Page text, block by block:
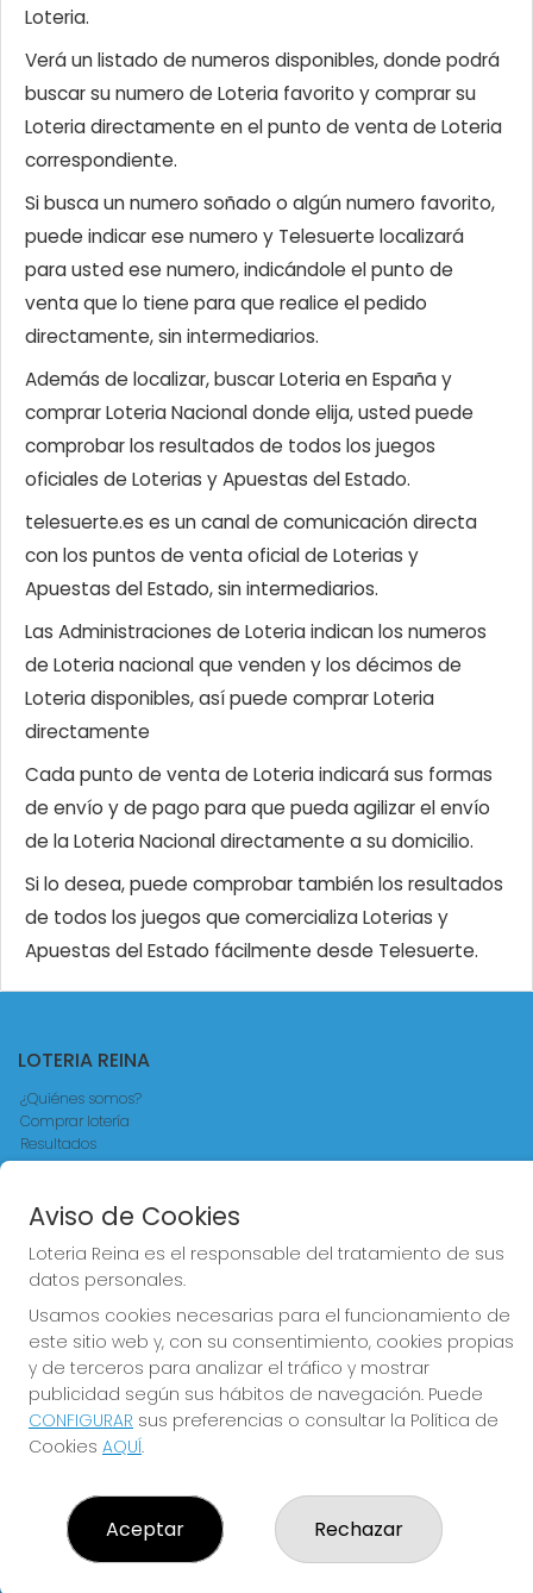
Loteria.
Verá un listado de numeros disponibles, donde podrá
buscar su numero de Loteria favorito y comprar su
Loteria directamente en el punto de venta de Loteria
correspondiente.
Si busca un numero soñado o algún numero favorito,
puede indicar ese numero y Telesuerte localizará
para usted ese numero, indicándole el punto de
venta que lo tiene para que realice el pedido
directamente, sin intermediarios.
Además de localizar, buscar Loteria en España y
comprar Loteria Nacional donde elija, usted puede
comprobar los resultados de todos los juegos
oficiales de Loterias y Apuestas del Estado.
telesuerte.es es un canal de comunicación directa
con los puntos de venta oficial de Loterias y
Apuestas del Estado, sin intermediarios.
Las Administraciones de Loteria indican los numeros
de Loteria nacional que venden y los décimos de
Loteria disponibles, así puede comprar Loteria
directamente
Cada punto de venta de Loteria indicará sus formas
de envío y de pago para que pueda agilizar el envío
de la Loteria Nacional directamente a su domicilio.
Si lo desea, puede comprobar también los resultados
de todos los juegos que comercializa Loterias y
Apuestas del Estado fácilmente desde Telesuerte.
LOTERIA REINA
¿Quiénes somos?
Comprar lotería
Resultados
Contacto
Comprar en SELAE
Registro
CONTACTO
ADMINISTRACION DE LOTERIAS Nº4 VALENCIA - Receptor
Oficial 83370
963550150
info@loteriareina.com
CALLE DE LA REINA, 171
(Valencia) España
Aviso de Cookies
Loteria Reina es el responsable del tratamiento de sus
datos personales.
Usamos cookies necesarias para el funcionamiento de
este sitio web y, con su consentimiento, cookies propias
y de terceros para analizar el tráfico y mostrar
publicidad según sus hábitos de navegación. Puede
CONFIGURAR sus preferencias o consultar la Política de
Cookies AQUÍ.
Aceptar Rechazar